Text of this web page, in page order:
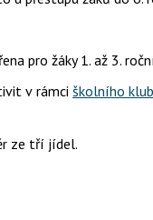
pro žáky 1. až 3.
v rámci školního
ze tří jídel.